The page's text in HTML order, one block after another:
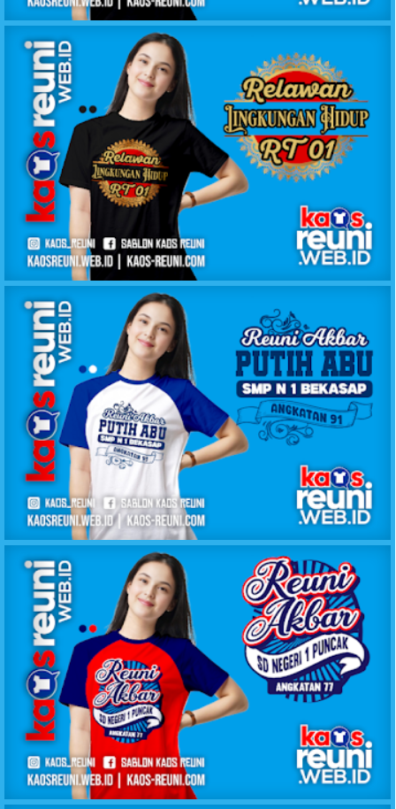
KAOS MALEM REBO RONDA
KAOS RELAWAN LINGKUNGAN HIDUP RT1
KAOS REUNI AKBAR PUTIH BIRU SMPN 1 BEKASAP
KAOS REUNI AKBAR SD NEGERI 1 PUNCAK